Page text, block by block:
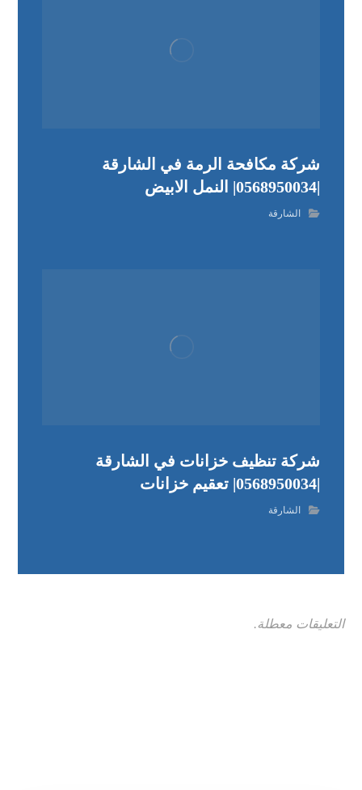
شركة مكافحة الرمة في الشارقة
|0568950034| النمل الابيض
الشارقة
شركة تنظيف خزانات في الشارقة
|0568950034| تعقيم خزانات
الشارقة
التعليقات معطلة.